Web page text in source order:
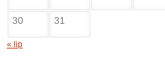
30 31
« lip